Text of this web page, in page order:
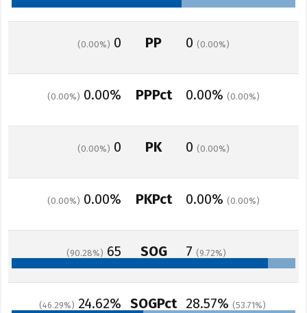
0.00 0 PP 0 0.00
0.00 0.00% PPPct 0.00% 0.00
0.00 0 PK 0 0.00
0.00 0.00% PKPct 0.00% 0.00
90.28 65 SOG 7 9.72
46.29 24.62% SOGPct 28.57% 53.71